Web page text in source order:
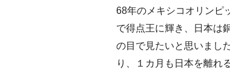
68年のメキシコオリンピ
で得点王に輝き、日本は
の目で見たいと思いまし
り、１カ月も日本を離れ